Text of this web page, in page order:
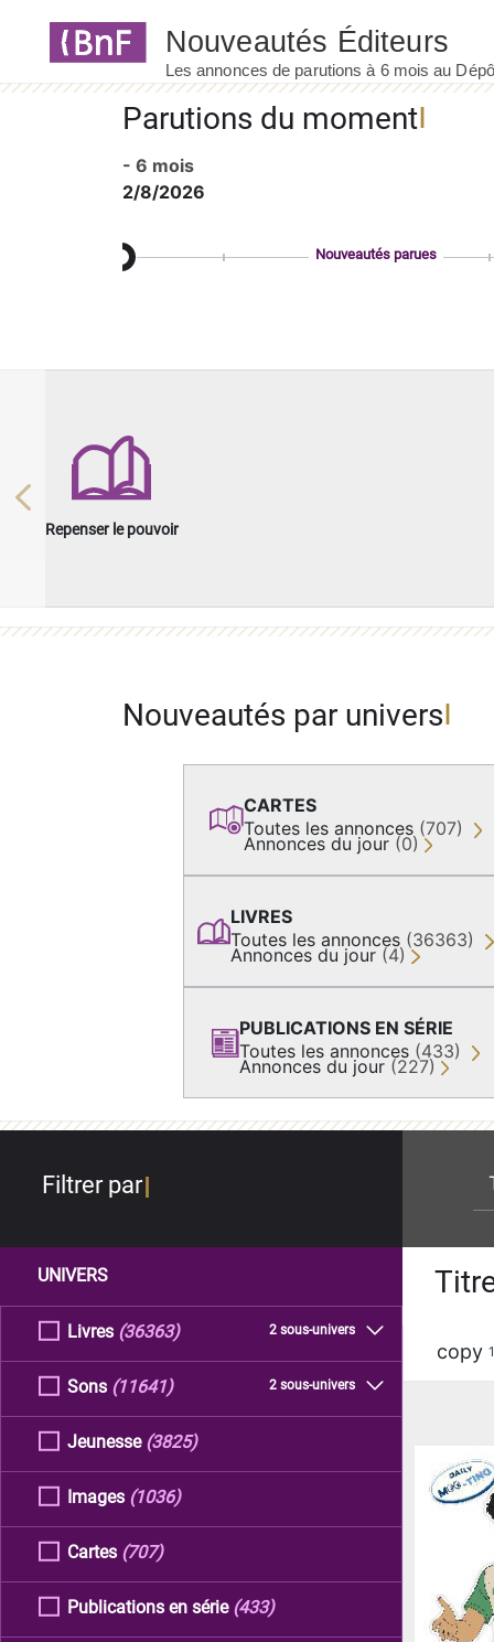
Parutions du moment
- 6 mois
2/8/2026
Nouveautés parues
Repenser le pouvoir
Previous
Nouveautés par univers
CARTES
Toutes les annonces (707)
Annonces du jour (0)
LIVRES
Toutes les annonces (36363)
Annonces du jour (4)
PUBLICATIONS EN SÉRIE
Toutes les annonces (433)
Annonces du jour (227)
Filtrer par
UNIVERS
Livres 2 sous-univers
(36363)
Sons 2 sous-univers
(11641)
Jeunesse (3825)
Images (1036)
Cartes (707)
Publications en série (433)
copy